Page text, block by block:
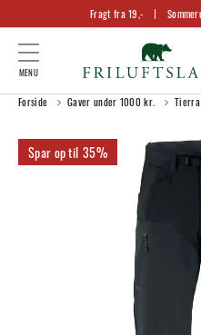
Fragt fra 19,-
Forside Gaver under 1000 kr. Tierra
35%